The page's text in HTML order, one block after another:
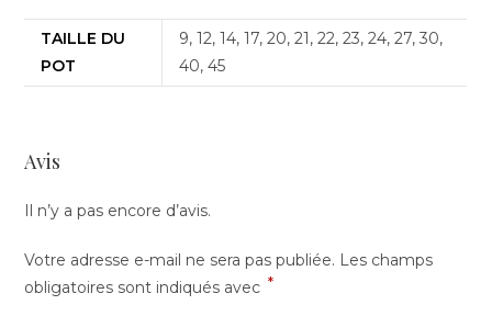
TAILLE DU
POT
9, 12, 14, 17, 20, 21, 22, 23, 24, 27, 30,
40, 45
Avis
Il n’y a pas encore d’avis.
Votre adresse e-mail ne sera pas publiée. Les champs
obligatoires sont indiqués avec *